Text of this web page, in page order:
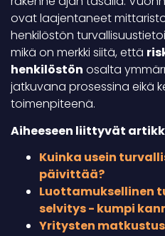
ovat laajentaneet
henkilöstön
mikä on merkki siitä, että
henkilöstön osalta
jatkuvana prosessina eikä
toimenpiteenä.
Aiheeseen liittyvät
Kuinka usein
päivittää?
Luottamuksellinen
selvitys - kumpi
Yritysten